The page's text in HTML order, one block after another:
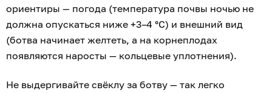
ориентиры — погода (температура почвы ночью не
должна опускаться ниже +3–4 °C) и внешний вид
(ботва начинает желтеть, а на корнеплодах
появляются наросты — кольцевые уплотнения).
Не выдергивайте свёклу за ботву — так легко